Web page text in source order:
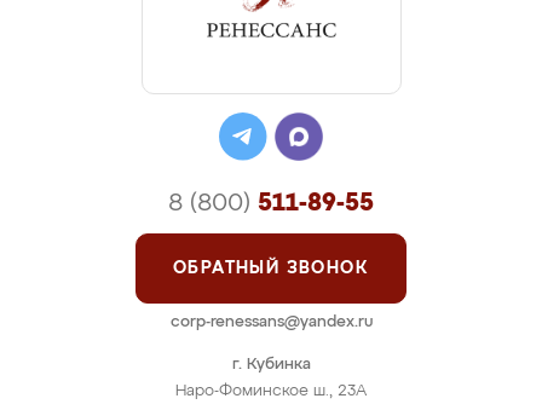
г. Кубинка
Наро-Фоминское ш., 23А
8 (800) 511-89-55
ОБРАТНЫЙ ЗВОНОК
corp-renessans@yandex.ru